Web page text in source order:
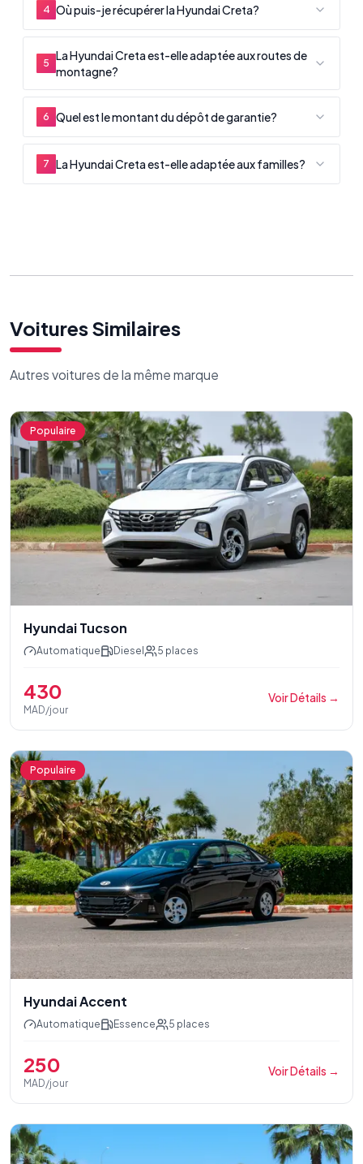
4 Où puis-je récupérer la Hyundai Creta?
5
La Hyundai Creta est-elle adaptée aux routes de
montagne?
6 Quel est le montant du dépôt de garantie?
7 La Hyundai Creta est-elle adaptée aux familles?
Voitures Similaires
Autres voitures de la même marque
Populaire
Hyundai Tucson
Automatique Diesel 5 places
430
MAD/jour
Voir Détails →
Populaire
Hyundai Accent
Automatique Essence 5 places
250
MAD/jour
Voir Détails →